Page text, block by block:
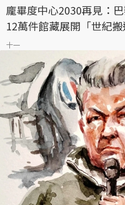
龐畢度中心2030再見：
12萬件館藏展開「世紀搬
十一